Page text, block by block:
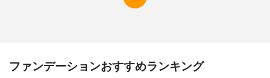
（ヒマワリ）シードオイル、パンテノー
Alpinum花/葉抽出物、Lilium Candidum球根
ファンデーションおすすめランキング